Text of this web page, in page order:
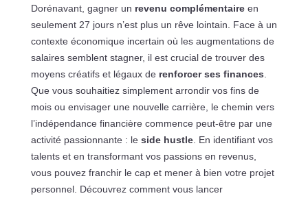
Dorénavant, gagner un revenu complémentaireen
seulement 27 jours n’est plus un rêve lointain. Face à un
contexte économique incertain où les augmentations de
salaires semblent stagner, il est crucial de trouver des
moyens créatifs et légaux de renforcer ses finances.
Que vous souhaitiez simplement arrondir vos fins de
mois ou envisager une nouvelle carrière, le chemin vers
l’indépendance financière commence peut-être par une
activité passionnante : le side hustle. En identifiant vos
talents et en transformant vos passions en revenus,
vous pouvez franchir le cap et mener à bien votre projet
personnel. Découvrez comment vous lancer